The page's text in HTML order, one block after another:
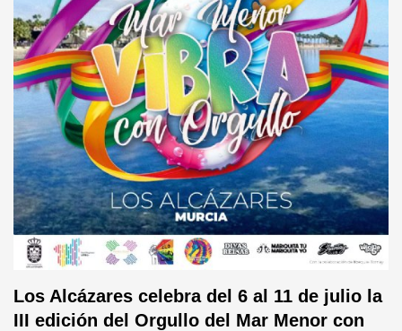
Los Alcázares celebra del 6 al 11 de julio la
III edición del Orgullo del Mar Menor con